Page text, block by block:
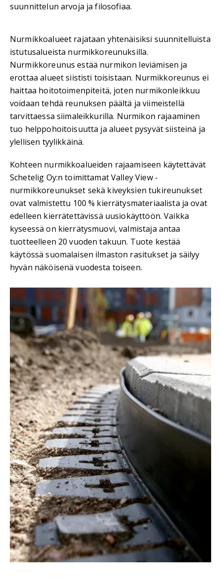
suunnittelun arvoja ja filosofiaa.
Nurmikkoalueet rajataan yhtenäisiksi suunnitelluista
istutusalueista nurmikkoreunuksilla.
Nurmikkoreunus estää nurmikon leviämisen ja
erottaa alueet siististi toisistaan. Nurmikkoreunus ei
haittaa hoitotoimenpiteitä, joten nurmikonleikkuu
voidaan tehdä reunuksen päältä ja viimeistellä
tarvittaessa siimaleikkurilla. Nurmikon rajaaminen
tuo helppohoitoisuutta ja alueet pysyvät siisteinä ja
ylellisen tyylikkäinä.
Kohteen nurmikkoalueiden rajaamiseen käytettävät
Schetelig Oy:n toimittamat Valley View -
nurmikkoreunukset sekä kiveyksien tukireunukset
ovat valmistettu 100 % kierrätysmateriaalista ja ovat
edelleen kierrätettävissä uusiokäyttöön. Vaikka
kyseessä on kierrätysmuovi, valmistaja antaa
tuotteelleen 20 vuoden takuun. Tuote kestää
käytössä suomalaisen ilmaston rasitukset ja säilyy
hyvän näköisenä vuodesta toiseen.